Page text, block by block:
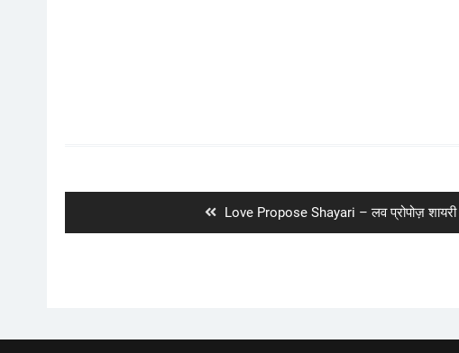
Previous
post:
Love Propose Shayari – लव प्रोपोज़ शायरी